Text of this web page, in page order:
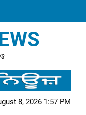
8, 2026 1:57 PM